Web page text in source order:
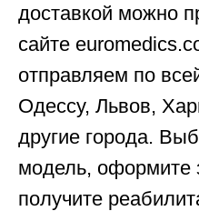
доставкой можно
сайте
отправляем по
Одессу, Львов,
другие города.
модель, оформите
получите